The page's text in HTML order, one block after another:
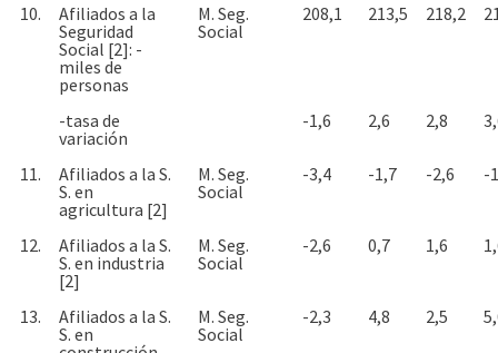
10.
Afiliados a la
Seguridad
Social [2]: -
miles de
personas
M. Seg.
Social
208,1 213,5 218,2
-tasa de
variación
-1,6 2,6 2,8
11.
Afiliados a la S.
S. en
agricultura [2]
M. Seg.
Social
-3,4 -1,7 -2,6 -
12.
Afiliados a la S.
S. en industria
[2]
M. Seg.
Social
-2,6 0,7 1,6
13.
Afiliados a la S.
S. en
M. Seg.
Social
-2,3 4,8 2,5